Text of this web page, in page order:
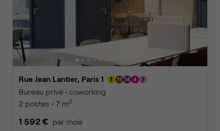
Rue Jean Lantier, Paris 1
Bureau privé • coworking
2 postes • 7 m2
1 592 € par mois